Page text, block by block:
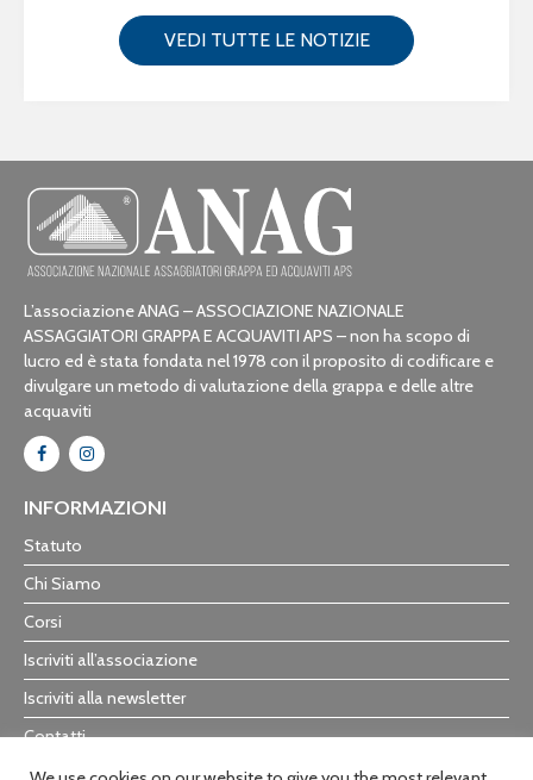
VEDI TUTTE LE NOTIZIE
L’associazione ANAG – ASSOCIAZIONE NAZIONALE
ASSAGGIATORI GRAPPA E ACQUAVITI APS – non ha scopo di
lucro ed è stata fondata nel 1978 con il proposito di codificare e
divulgare un metodo di valutazione della grappa e delle altre
acquaviti
INFORMAZIONI
Statuto
Chi Siamo
Corsi
Iscriviti all’associazione
Iscriviti alla newsletter
Contatti
Trasparenza